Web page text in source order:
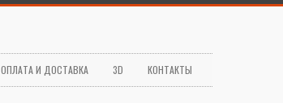
ОПЛАТА И ДОСТАВКА 3D КОНТАКТЫ